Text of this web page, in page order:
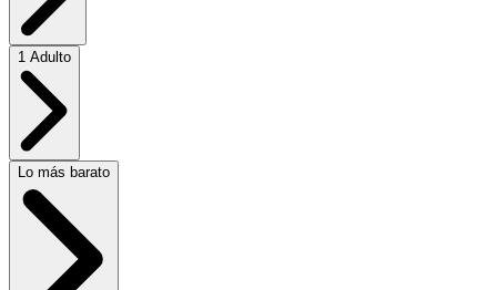
1 Adulto
Lo más barato